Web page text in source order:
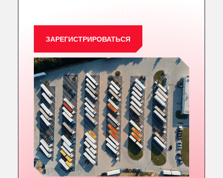
ЗАРЕГИСТРИРОВАТЬСЯ